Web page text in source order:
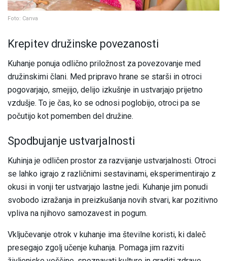
Foto: Canva
Krepitev družinske povezanosti
Kuhanje ponuja odlično priložnost za povezovanje med
družinskimi člani. Med pripravo hrane se starši in otroci
pogovarjajo, smejijo, delijo izkušnje in ustvarjajo prijetno
vzdušje. To je čas, ko se odnosi poglobijo, otroci pa se
počutijo kot pomemben del družine.
Spodbujanje ustvarjalnosti
Kuhinja je odličen prostor za razvijanje ustvarjalnosti. Otroci
se lahko igrajo z različnimi sestavinami, eksperimentirajo z
okusi in vonji ter ustvarjajo lastne jedi. Kuhanje jim ponudi
svobodo izražanja in preizkušanja novih stvari, kar pozitivno
vpliva na njihovo samozavest in pogum.
Vključevanje otrok v kuhanje ima številne koristi, ki daleč
presegajo zgolj učenje kuhanja. Pomaga jim razviti